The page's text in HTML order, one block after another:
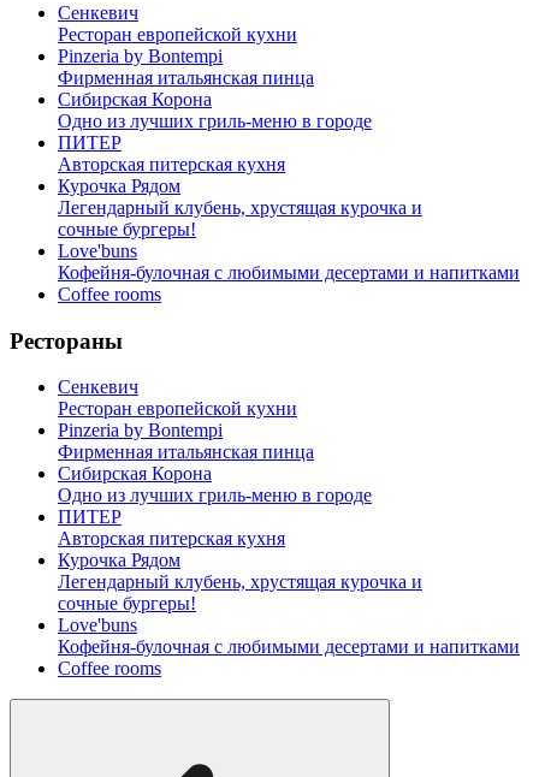
Сенкевич
Ресторан европейской кухни
Pinzeria by Bontempi
Фирменная итальянская пинца
Сибирская Корона
Одно из лучших гриль-меню в городе
ПИТЕР
Авторская питерская кухня
Курочка Рядом
Легендарный клубень, хрустящая курочка и
сочные бургеры!
Love'buns
Кофейня-булочная с любимыми десертами и напитками
Coffee rooms
Рестораны
Сенкевич
Ресторан европейской кухни
Pinzeria by Bontempi
Фирменная итальянская пинца
Сибирская Корона
Одно из лучших гриль-меню в городе
ПИТЕР
Авторская питерская кухня
Курочка Рядом
Легендарный клубень, хрустящая курочка и
сочные бургеры!
Love'buns
Кофейня-булочная с любимыми десертами и напитками
Coffee rooms